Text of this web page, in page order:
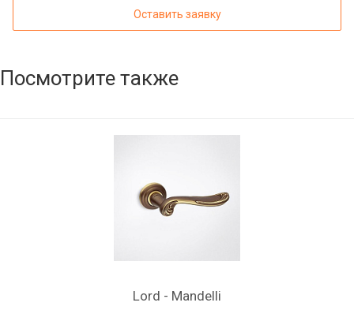
Оставить заявку
Посмотрите также
Lord - Mandelli